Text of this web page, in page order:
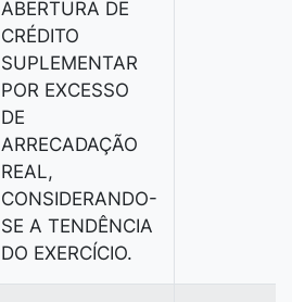
ABERTURA DE
CRÉDITO
SUPLEMENTAR
POR EXCESSO
DE
ARRECADAÇÃO
REAL,
CONSIDERANDO-
SE A TENDÊNCIA
DO EXERCÍCIO.